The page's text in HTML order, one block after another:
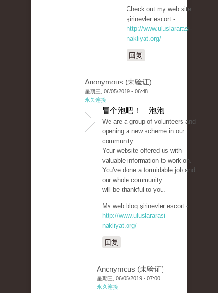
Check out my web site ...
şirinevler escort -
http://www.uluslararasi-
nakliyat.org/
回复
Anonymous (未验证)
星期三, 06/05/2019 - 06:48
永久连接
冒个泡吧！ | 泡泡
We are a group of volunteers and
opening a new scheme in our
community.
Your website offered us with
valuable information to work on.
You've done a formidable job and
our whole community
will be thankful to you.
My web blog şirinevler escort -
http://www.uluslararasi-
nakliyat.org/
回复
Anonymous (未验证)
星期三, 06/05/2019 - 07:00
永久连接